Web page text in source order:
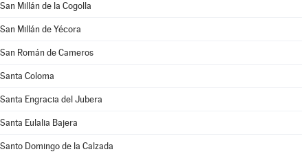
San Millán de la Cogolla
San Millán de Yécora
San Román de Cameros
Santa Coloma
Santa Engracia del Jubera
Santa Eulalia Bajera
Santo Domingo de la Calzada